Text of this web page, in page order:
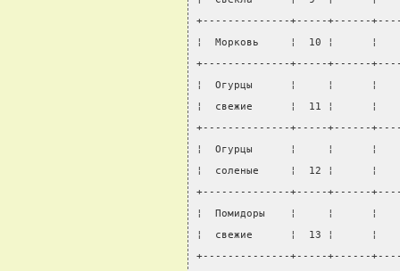
+--------------+-----+------
¦  Морковь     ¦  10 ¦
+--------------+-----+------
¦  Огурцы      ¦     ¦
¦  свежие      ¦  11 ¦
+--------------+-----+------
¦  Огурцы      ¦     ¦
¦  соленые     ¦  12 ¦
+--------------+-----+------
¦  Помидоры    ¦     ¦
¦  свежие      ¦  13 ¦
+--------------+-----+------